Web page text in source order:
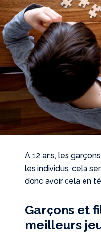
A 12 ans, les
les individus, cela
donc avoir cela en
Garçons et
meilleurs